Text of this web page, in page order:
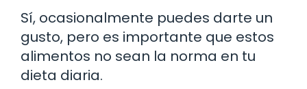
Sí, ocasionalmente puedes darte un
gusto, pero es importante que estos
alimentos no sean la norma en tu
dieta diaria.